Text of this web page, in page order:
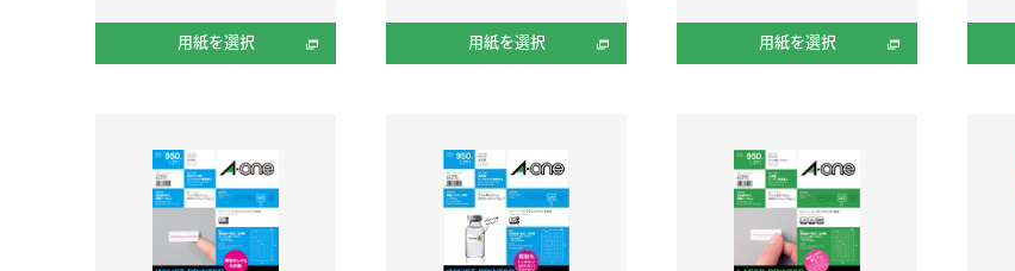
用紙を選択 用紙を選択 用紙を選択